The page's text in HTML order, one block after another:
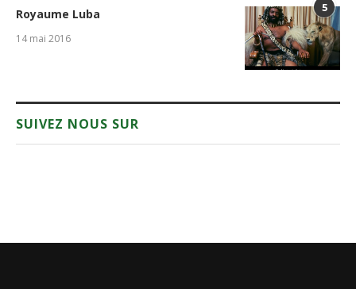
5
Royaume Luba
14 mai 2016
SUIVEZ NOUS SUR